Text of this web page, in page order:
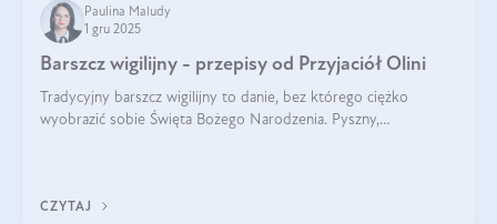
Paulina Maludy
1 gru 2025
Barszcz wigilijny - przepisy od Przyjaciół Olini
Tradycyjny barszcz wigilijny to danie, bez którego ciężko
wyobrazić sobie Święta Bożego Narodzenia. Pyszny,
CZYTAJ